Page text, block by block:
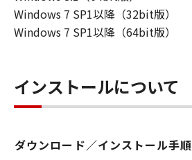
Windows 7 SP1以降（32bit版）
Windows 7 SP1以降（64bit版）
インストールについて
ダウンロード／インストール手順